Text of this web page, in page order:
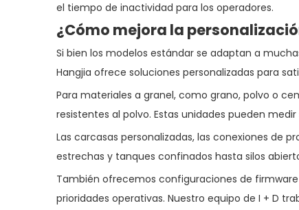
el tiempo de inactividad para los operadores.
¿Cómo mejora la
Si bien los modelos estándar se adaptan a
Hangjia ofrece soluciones personalizadas para
Para materiales a granel, como grano, polvo o
resistentes al polvo. Estas unidades pueden
Las carcasas personalizadas, las conexiones de
estrechas y tanques confinados hasta silos
También ofrecemos configuraciones de
prioridades operativas. Nuestro equipo de I + D